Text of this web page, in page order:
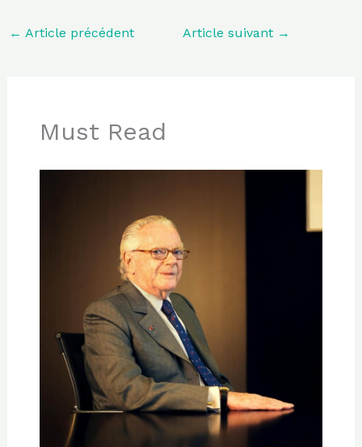
← Article précédent Article suivant →
Must Read